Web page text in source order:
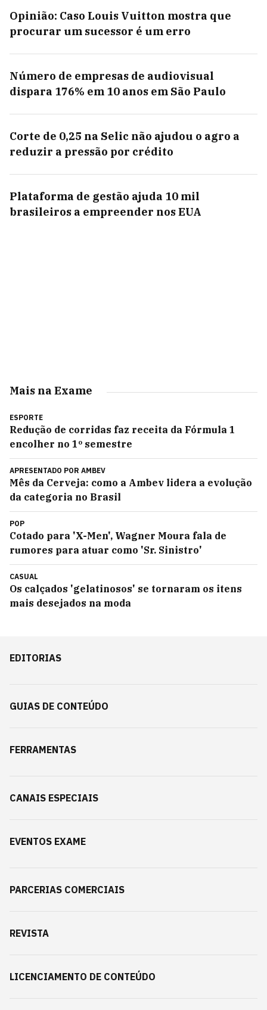
Opinião: Caso Louis Vuitton mostra que
procurar um sucessor é um erro
Número de empresas de audiovisual
dispara 176% em 10 anos em São Paulo
Corte de 0,25 na Selic não ajudou o agro a
reduzir a pressão por crédito
Plataforma de gestão ajuda 10 mil
brasileiros a empreender nos EUA
Mais na Exame
ESPORTE
Redução de corridas faz receita da Fórmula 1
encolher no 1º semestre
APRESENTADO POR AMBEV
Mês da Cerveja: como a Ambev lidera a evolução
da categoria no Brasil
POP
Cotado para 'X-Men', Wagner Moura fala de
rumores para atuar como 'Sr. Sinistro'
CASUAL
Os calçados 'gelatinosos' se tornaram os itens
mais desejados na moda
EDITORIAS
GUIAS DE CONTEÚDO
FERRAMENTAS
CANAIS ESPECIAIS
EVENTOS EXAME
PARCERIAS COMERCIAIS
REVISTA
LICENCIAMENTO DE CONTEÚDO